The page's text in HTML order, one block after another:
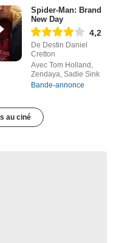
Spider-Man: Brand
New Day
4,2
De Destin Daniel
Cretton
Avec Tom Holland,
Zendaya, Sadie Sink
Bande-annonce
au ciné